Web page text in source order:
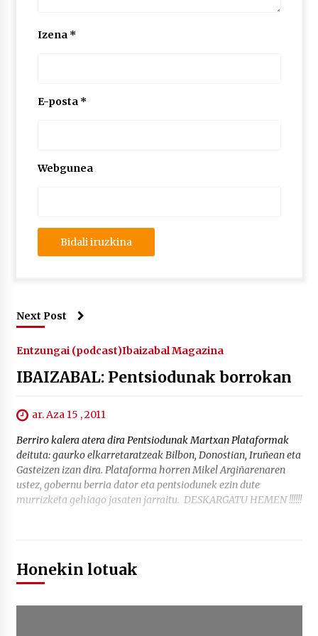
Izena *
E-posta *
Webgunea
Next Post
Entzungai (podcast)Ibaizabal Magazina
IBAIZABAL: Pentsiodunak borrokan
ar. Aza 15 , 2011
Berriro kalera atera dira Pentsiodunak Martxan Plataformak
deituta: gaurko elkarretaratzeak Bilbon, Donostian, Iruñean eta
Gasteizen izan dira. Plataforma horren Mikel Argiñarenaren
ustez, gobernu berria dator eta pentsiodunek ezin dute
murrizketa gehiago jasaten jarraitu. DESKARGATU HEMEN !!!!!!
Honekin lotuak